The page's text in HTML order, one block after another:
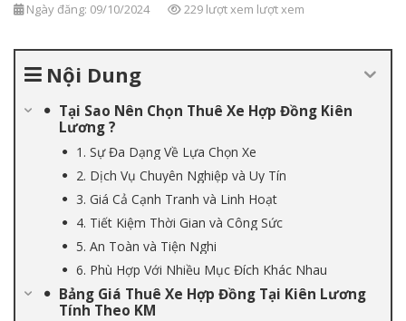
Ngày đăng: 09/10/2024 229 lượt xem lượt xem
Nội Dung
Tại Sao Nên Chọn Thuê Xe Hợp Đồng Kiên
Lương ?
1. Sự Đa Dạng Về Lựa Chọn Xe
2. Dịch Vụ Chuyên Nghiệp và Uy Tín
3. Giá Cả Cạnh Tranh và Linh Hoạt
4. Tiết Kiệm Thời Gian và Công Sức
5. An Toàn và Tiện Nghi
6. Phù Hợp Với Nhiều Mục Đích Khác Nhau
Bảng Giá Thuê Xe Hợp Đồng Tại Kiên Lương
Tính Theo KM